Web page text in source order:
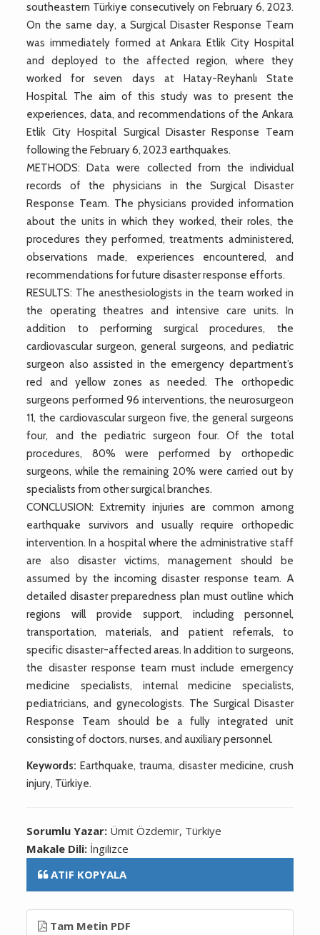
southeastern Türkiye consecutively on February 6, 2023.
On the same day, a Surgical Disaster Response Team
was immediately formed at Ankara Etlik City Hospital
and deployed to the affected region, where they
worked for seven days at Hatay-Reyhanlı State
Hospital. The aim of this study was to present the
experiences, data, and recommendations of the Ankara
Etlik City Hospital Surgical Disaster Response Team
following the February 6, 2023 earthquakes.
METHODS: Data were collected from the individual
records of the physicians in the Surgical Disaster
Response Team. The physicians provided information
about the units in which they worked, their roles, the
procedures they performed, treatments administered,
observations made, experiences encountered, and
recommendations for future disaster response efforts.
RESULTS: The anesthesiologists in the team worked in
the operating theatres and intensive care units. In
addition to performing surgical procedures, the
cardiovascular surgeon, general surgeons, and pediatric
surgeon also assisted in the emergency department’s
red and yellow zones as needed. The orthopedic
surgeons performed 96 interventions, the neurosurgeon
11, the cardiovascular surgeon five, the general surgeons
four, and the pediatric surgeon four. Of the total
procedures, 80% were performed by orthopedic
surgeons, while the remaining 20% were carried out by
specialists from other surgical branches.
CONCLUSION: Extremity injuries are common among
earthquake survivors and usually require orthopedic
intervention. In a hospital where the administrative staff
are also disaster victims, management should be
assumed by the incoming disaster response team. A
detailed disaster preparedness plan must outline which
regions will provide support, including personnel,
transportation, materials, and patient referrals, to
specific disaster-affected areas. In addition to surgeons,
the disaster response team must include emergency
medicine specialists, internal medicine specialists,
pediatricians, and gynecologists. The Surgical Disaster
Response Team should be a fully integrated unit
consisting of doctors, nurses, and auxiliary personnel.
Keywords: Earthquake, trauma, disaster medicine, crush
injury, Türkiye.
Sorumlu Yazar: Ümit Özdemir, Türkiye
Makale Dili: İngilizce
ATIF KOPYALA
Tam Metin PDF